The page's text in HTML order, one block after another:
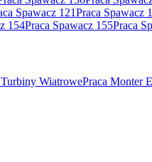
Spawacz 121Praca Spawacz
154Praca Spawacz 155Praca
WiatrowePraca Monter